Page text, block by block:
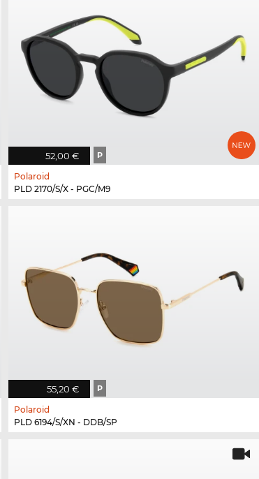
52,00 € P
Polaroid
PLD 2170/S/X - PGC/M9
55,20 € P
Polaroid
PLD 6194/S/XN - DDB/SP